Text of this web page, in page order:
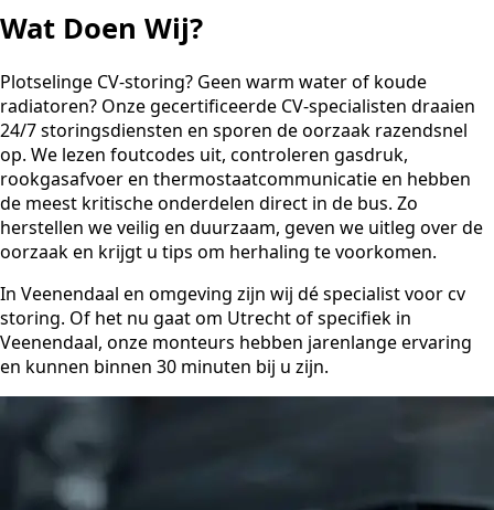
Wat Doen Wij?
Plotselinge CV-storing? Geen warm water of koude
radiatoren? Onze gecertificeerde CV-specialisten draaien
24/7 storingsdiensten en sporen de oorzaak razendsnel
op. We lezen foutcodes uit, controleren gasdruk,
rookgasafvoer en thermostaatcommunicatie en hebben
de meest kritische onderdelen direct in de bus. Zo
herstellen we veilig en duurzaam, geven we uitleg over de
oorzaak en krijgt u tips om herhaling te voorkomen.
In Veenendaal en omgeving zijn wij dé specialist voor cv
storing. Of het nu gaat om Utrecht of specifiek in
Veenendaal, onze monteurs hebben jarenlange ervaring
en kunnen binnen 30 minuten bij u zijn.